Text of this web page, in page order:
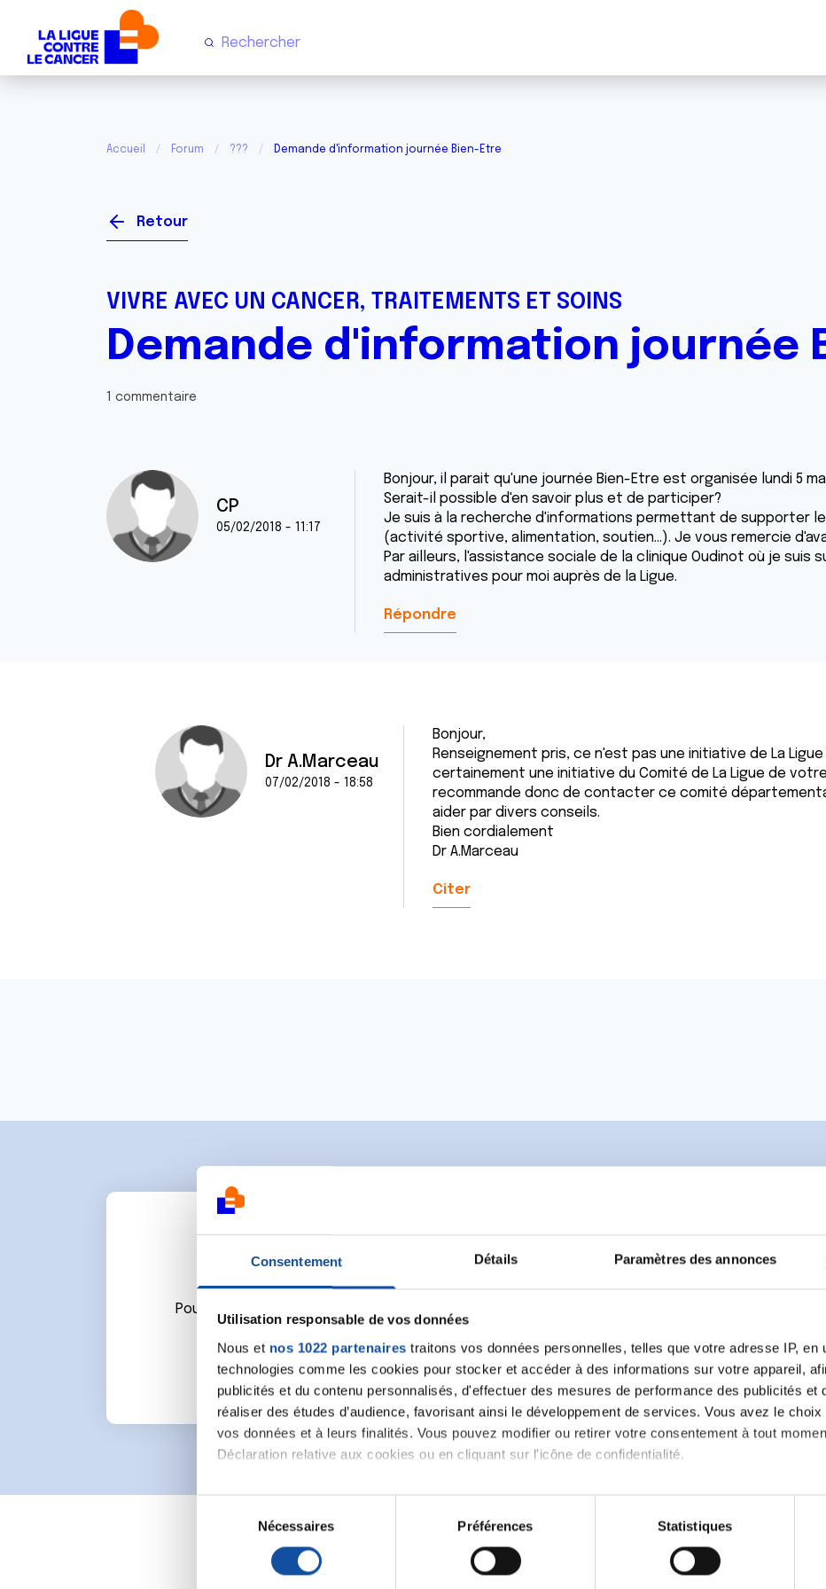
Consentement Détails Paramètres des annonces
Utilisation responsable de vos données
Nous et nos 1022 partenaires traitons vos données personnelles, telles que votre adresse IP, en
technologies comme les cookies pour stocker et accéder à des informations sur votre appareil,
publicités et du contenu personnalisés, d'effectuer des mesures de performance des publicités et
réaliser des études d’audience, favorisant ainsi le développement de services. Vous avez le choix
vos données et à leurs finalités. Vous pouvez modifier ou retirer votre consentement à tout
Déclaration relative aux cookies ou en cliquant sur l'icône de confidentialité.
Si vous le permettez, nous aimerions également :
Collecter des informations sur votre localisation géographique qui peuvent être précises à
digitales).
Nécessaires Préférences Statistiques
Accueil Forum ??? Demande d'information journée Bien-Etre
Retour
VIVRE AVEC UN CANCER, TRAITEMENTS ET SOINS
Demande d'information journée
1 commentaire
CP
05/02/2018 - 11:17
Bonjour, il parait qu'une journée Bien-Etre est organisée lundi 5
Serait-il possible d'en savoir plus et de participer?
Je suis à la recherche d'informations permettant de supporter
(activité sportive, alimentation, soutien...). Je vous remercie
Par ailleurs, l'assistance sociale de la clinique Oudinot où je suis
administratives pour moi auprès de la Ligue.
Répondre
Dr A.Marceau
07/02/2018 - 18:58
Bonjour,
Renseignement pris, ce n'est pas une initiative de La
certainement une initiative du Comité de La Ligue de
recommande donc de contacter ce comité
aider par divers conseils.
Bien cordialement
Dr A.Marceau
Citer
Ecrire un commentaire
Pour écrire un commentaire ou lancer une nouvelle discussion vous aurez besoin de vous
Se connecter Créer un nouveau compte